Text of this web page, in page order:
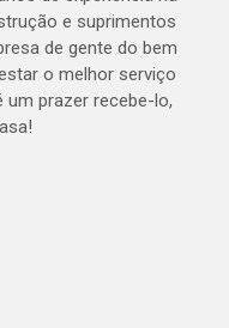
e suprimentos
de gente do bem
o melhor serviço
prazer recebe-lo,